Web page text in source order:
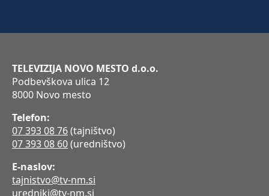
TELEVIZIJA NOVO MESTO d.o.o.
Podbevškova ulica 12
8000 Novo mesto
Telefon:
07 393 08 76(tajništvo)
07 393 08 60(uredništvo)
E-naslov:
tajnistvo@tv-nm.si
uredniki@tv-nm.si